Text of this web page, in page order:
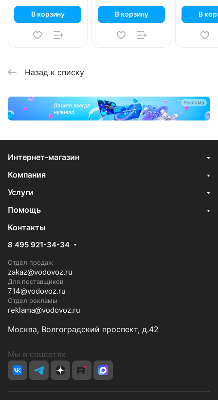
В корзину В корзину В
Назад к списку
Реклама
Интернет-магазин
Компания
Услуги
Помощь
Контакты
8 495 921-34-34
Отдел продаж
zakaz@vodovoz.ru
Для поставщиков
714@vodovoz.ru
Отдел рекламы
reklama@vodovoz.ru
Москва, Волгоградский проспект, д.42
Мы в соцсетях